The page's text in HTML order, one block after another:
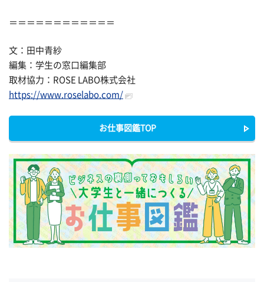
＝＝＝＝＝＝＝＝＝＝＝＝
文：田中青紗
編集：学生の窓口編集部
取材協力：ROSE LABO株式会社
https://www.roselabo.com/
お仕事図鑑TOP